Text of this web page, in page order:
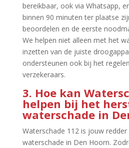
bereikbaar, ook via Whatsapp,
binnen 90 minuten ter plaatse
beoordelen en de eerste
We helpen niet alleen met het
inzetten van de juiste
ondersteunen ook bij het
verzekeraars.​
3.​ Hoe kan
helpen bij het
waterschade in
Waterschade 112 is jouw
waterschade in Den Hoorn.​